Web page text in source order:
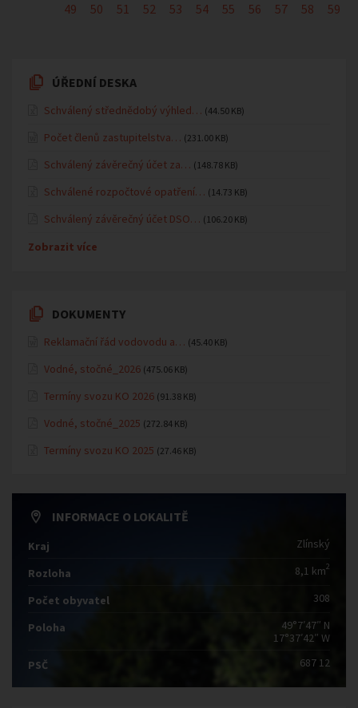
49
50 51 52 53 54 55 56 57 58 59
ÚŘEDNÍ DESKA
Schválený střednědobý výhled… (44.50 KB)
Počet členů zastupitelstva… (231.00 KB)
Schválený závěrečný účet za… (148.78 KB)
Schválené rozpočtové opatření… (14.73 KB)
Schválený závěrečný účet DSO… (106.20 KB)
Zobrazit více
DOKUMENTY
Reklamační řád vodovodu a… (45.40 KB)
Vodné, stočné_2026 (475.06 KB)
Termíny svozu KO 2026 (91.38 KB)
Vodné, stočné_2025 (272.84 KB)
Termíny svozu KO 2025 (27.46 KB)
INFORMACE O LOKALITĚ
Kraj Zlínský
Rozloha 8,1 km2
Počet obyvatel 308
Poloha
49°7′47″ N
17°37′42″ W
PSČ
687 12